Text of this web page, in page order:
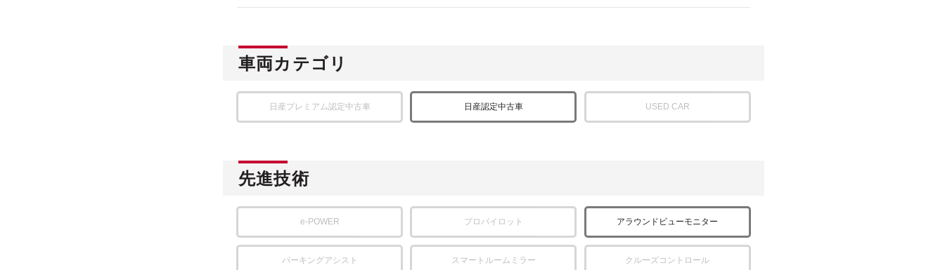
車両カテゴリ
日産プレミアム認定中古車 日産認定中古車 USED CAR
先進技術
e-POWER プロパイロット アラウンドビューモニター
パーキングアシスト スマートルームミラー クルーズコントロール